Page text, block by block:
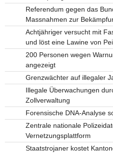
Referendum gegen das
Massnahmen zur
Achtjähriger versucht mit
und löst eine Lawine von
200 Personen wegen
angezeigt
Grenzwächter auf illegaler
Illegale Überwachungen
Zollverwaltung
Forensische DNA-Analyse
Zentrale nationale
Vernetzungsplattform
Staatstrojaner kostet